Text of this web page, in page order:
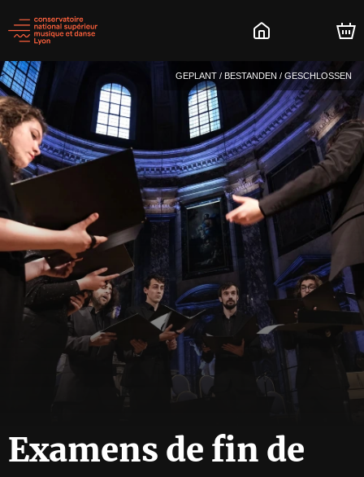
GEPLANT / BESTANDEN / GESCHLOSSEN
Examens de fin de